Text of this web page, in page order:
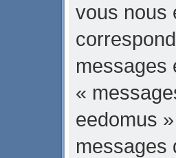
vous nous
messages
«
eedomus
messages